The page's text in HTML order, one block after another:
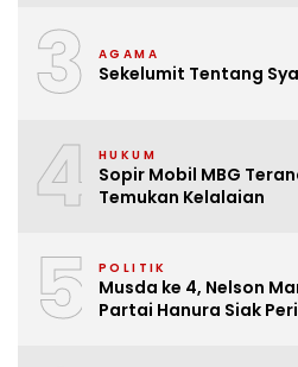
3 AGAMA
Sekelumit Tentang
4 HUKUM
Sopir Mobil MBG
Temukan Kelalaian
5 POLITIK
Musda ke 4, Nelson
Partai Hanura Siak